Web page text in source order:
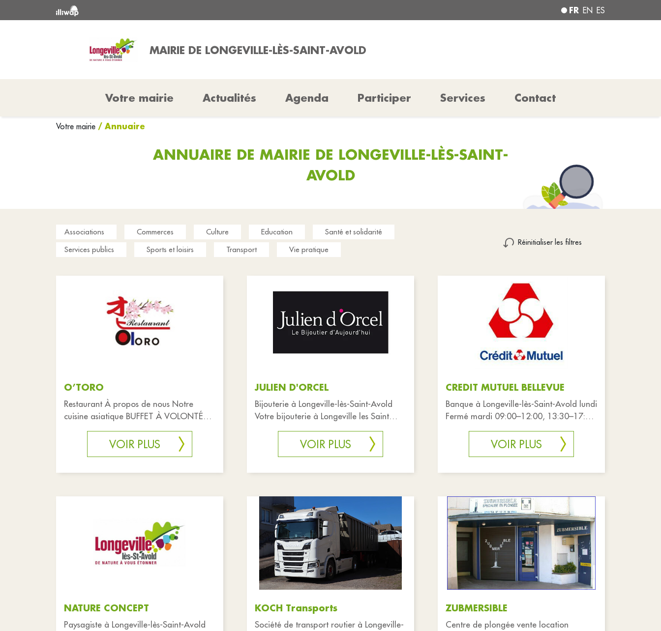
FR EN ES
MAIRIE DE LONGEVILLE-LÈS-SAINT-AVOLD
Votre mairie Actualités Agenda Participer Services Contact
Votre mairie / Annuaire
ANNUAIRE DE MAIRIE DE LONGEVILLE-LÈS-SAINT-
AVOLD
Associations Commerces Culture Education
Santé et solidarité
Services publics
Sports et loisirs Transport Vie pratique
Réinitialiser les filtres
O’TORO
Restaurant À propos de nous Notre
cuisine asiatique BUFFET À VOLONTÉ
vous offre une variété de recettes délici
VOIR PLUS
JULIEN D'ORCEL
Bijouterie à Longeville-lès-Saint-Avold
Votre bijouterie à Longeville les Saint
Avold Julien d'Orcel vous accompagne
VOIR PLUS
CREDIT MUTUEL BELLEVUE
Banque à Longeville-lès-Saint-Avold lundi
Fermé mardi 09:00–12:00, 13:30–17:30
mercredi 09:00–12:00, 13:30–17:30
VOIR PLUS
NATURE CONCEPT
Paysagiste à Longeville-lès-Saint-Avold
KOCH Transports
Société de transport routier à Longeville-
ZUBMERSIBLE
Centre de plongée vente location